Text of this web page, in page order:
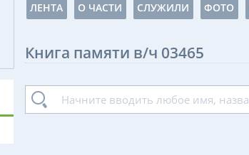
ЛЕНТА О ЧАСТИ СЛУЖИЛИ ФОТО
Книга памяти в/ч 03465